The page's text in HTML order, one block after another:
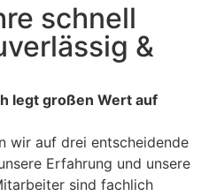
schnell
&
legt großen Wert auf
wir auf drei entscheidende
Erfahrung und unsere
sind fachlich